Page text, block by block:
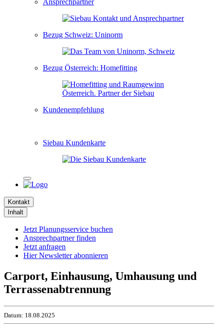
Ansprechpartner
Bezug Schweiz: Uninorm
Bezug Österreich: Homefitting
Kundenempfehlung
Siebau Kundenkarte
Kontakt
Inhalt
Jetzt Planungsservice buchen
Ansprechpartner finden
Jetzt anfragen
Hier Newsletter abonnieren
Carport, Einhausung, Umhausung und
Terrassenabtrennung
Datum: 18.08.2025